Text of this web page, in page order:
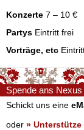
Konzerte 7 – 10 €
Partys Eintritt frei
Vorträge, etc
Spende ans Nexus
Schickt uns eine
oder »